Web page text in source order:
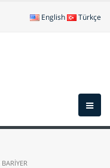
English Türkçe